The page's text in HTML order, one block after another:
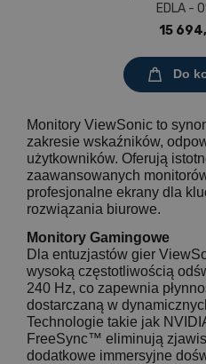
EDLA -
15
Do
Monitory ViewSonic to
zakresie wskaźników,
użytkowników. Oferują
zaawansowanych
profesjonalne ekrany dla
rozwiązania biurowe.
Monitory Gamingowe
Dla entuzjastów gier
wysoką częstotliwością
240 Hz, co zapewnia
dostarczaną w
Technologie takie jak
FreeSync™ eliminują
dodatkowe immersyjne